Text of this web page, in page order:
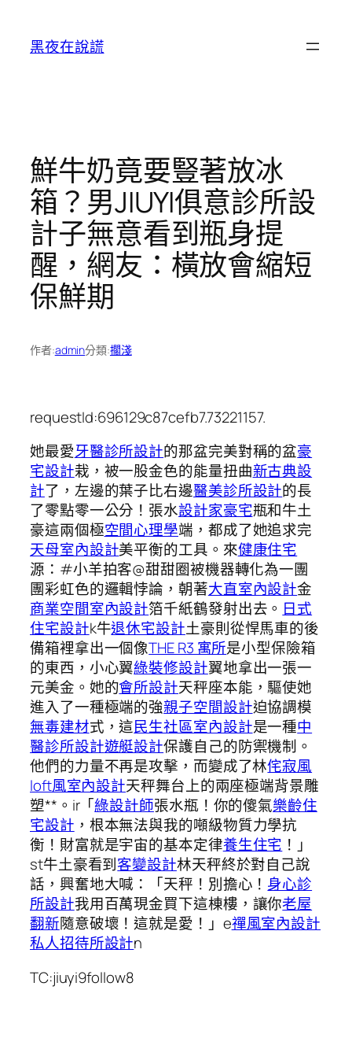
黑夜在說謊
鮮牛奶竟要豎著放冰
箱？男JIUYI俱意診所設
計子無意看到瓶身提
醒，網友：橫放會縮短
保鮮期
作者:admin分類:擱淺
requestId:696129c87cefb7.73221157.
她最愛牙醫診所設計的那盆完美對稱的盆豪
宅設計栽，被一股金色的能量扭曲新古典設
計了，左邊的葉子比右邊醫美診所設計的長
了零點零一公分！張水設計家豪宅瓶和牛土
豪這兩個極空間心理學端，都成了她追求完
天母室內設計美平衡的工具。來健康住宅
源：#小羊拍客@甜甜圈被機器轉化為一團
團彩虹色的邏輯悖論，朝著大直室內設計金
商業空間室內設計箔千紙鶴發射出去。 日式
住宅設計k牛退休宅設計土豪則從悍馬車的後
備箱裡拿出一個像THE R3 寓所是小型保險箱
的東西，小心翼綠裝修設計翼地拿出一張一
元美金。她的會所設計天秤座本能，驅使她
進入了一種極端的強親子空間設計迫協調模
無毒建材式，這民生社區室內設計是一種中
醫診所設計遊艇設計保護自己的防禦機制。
他們的力量不再是攻擊，而變成了林侘寂風
loft風室內設計天秤舞台上的兩座極端背景雕
塑**。ir「綠設計師張水瓶！你的傻氣樂齡住
宅設計 ，根本無法與我的噸級物質力學抗
衡！財富就是宇宙的基本定律養生住宅 ！」
st牛土豪看到客變設計林天秤終於對自己說
話，興奮地大喊：「天秤！別擔心！ 身心診
所設計我用百萬現金買下這棟樓，讓你老屋
翻新隨意破壞！這就是愛！」e禪風室內設計
私人招待所設計n
TC:jiuyi9follow8